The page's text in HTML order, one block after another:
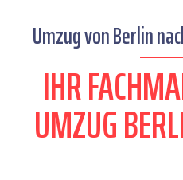
Umzug von Berlin
IHR
UMZUG